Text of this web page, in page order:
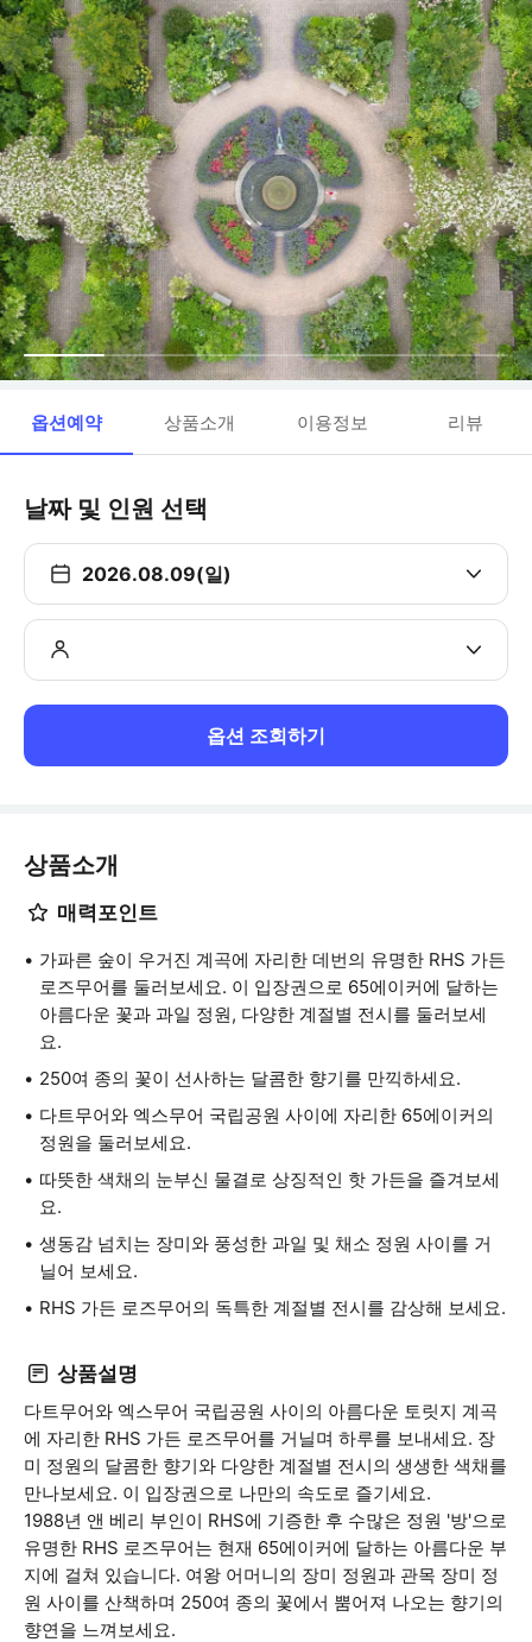
옵션예약 상품소개 이용정보 리뷰
날짜 및 인원 선택
2026.08.09(일)
옵션 조회하기
상품소개
매력포인트
가파른 숲이 우거진 계곡에 자리한 데번의 유명한 RHS 가든
로즈무어를 둘러보세요. 이 입장권으로 65에이커에 달하는
아름다운 꽃과 과일 정원, 다양한 계절별 전시를 둘러보세
요.
250여 종의 꽃이 선사하는 달콤한 향기를 만끽하세요.
다트무어와 엑스무어 국립공원 사이에 자리한 65에이커의
정원을 둘러보세요.
따뜻한 색채의 눈부신 물결로 상징적인 핫 가든을 즐겨보세
요.
생동감 넘치는 장미와 풍성한 과일 및 채소 정원 사이를 거
닐어 보세요.
RHS 가든 로즈무어의 독특한 계절별 전시를 감상해 보세요.
상품설명
다트무어와 엑스무어 국립공원 사이의 아름다운 토릿지 계곡
에 자리한 RHS 가든 로즈무어를 거닐며 하루를 보내세요. 장
미 정원의 달콤한 향기와 다양한 계절별 전시의 생생한 색채를
만나보세요. 이 입장권으로 나만의 속도로 즐기세요.
1988년 앤 베리 부인이 RHS에 기증한 후 수많은 정원 '방'으로
유명한 RHS 로즈무어는 현재 65에이커에 달하는 아름다운 부
지에 걸쳐 있습니다. 여왕 어머니의 장미 정원과 관목 장미 정
원 사이를 산책하며 250여 종의 꽃에서 뿜어져 나오는 향기의
향연을 느껴보세요.